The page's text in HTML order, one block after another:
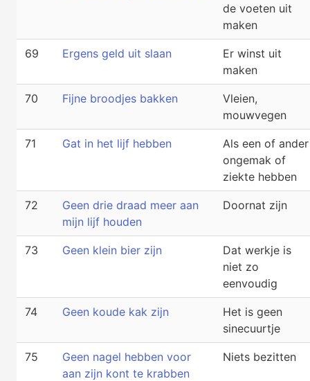
de voeten uit
maken
69 Ergens geld uit slaan
Er winst uit
maken
70 Fijne broodjes bakken
Vleien,
mouwvegen
71 Gat in het lijf hebben
Als een of ander
ongemak of
ziekte hebben
72
Geen drie draad meer aan
mijn lijf houden
Doornat zijn
73 Geen klein bier zijn
Dat werkje is
niet zo
eenvoudig
74 Geen koude kak zijn
Het is geen
sinecuurtje
75
Geen nagel hebben voor
aan zijn kont te krabben
Niets bezitten